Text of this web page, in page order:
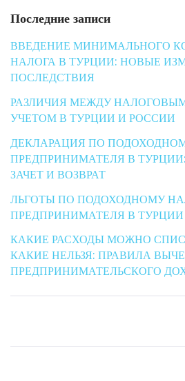
Последние записи
ВВЕДЕНИЕ МИНИМАЛЬНОГО
НАЛОГА В ТУРЦИИ: НОВЫЕ
ПОСЛЕДСТВИЯ
РАЗЛИЧИЯ МЕЖДУ
УЧЕТОМ В ТУРЦИИ И РОССИИ
ДЕКЛАРАЦИЯ ПО
ПРЕДПРИНИМАТЕЛЯ В
ЗАЧЕТ И ВОЗВРАТ
ЛЬГОТЫ ПО ПОДОХОДНОМУ
ПРЕДПРИНИМАТЕЛЯ В ТУРЦИИ
КАКИЕ РАСХОДЫ МОЖНО
КАКИЕ НЕЛЬЗЯ: ПРАВИЛА
ПРЕДПРИНИМАТЕЛЬСКОГО